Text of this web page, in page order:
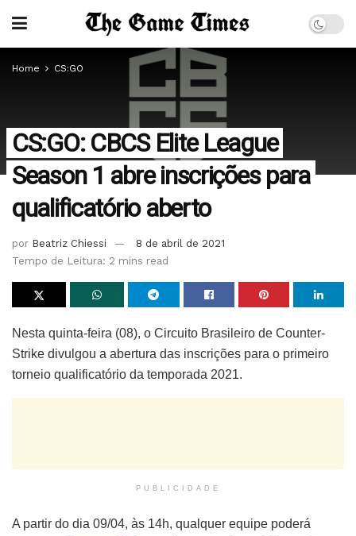
Home CS:GO
CS:GO: CBCS Elite League
Season 1 abre inscrições para
qualificatório aberto
por Beatriz Chiessi
8 de abril de 2021
Tempo de Leitura: 2 mins read
Nesta quinta-feira (08), o Circuito Brasileiro de Counter-
Strike divulgou a abertura das inscrições para o primeiro
torneio qualificatório da temporada 2021.
PUBLICIDADE
A partir do dia 09/04, às 14h, qualquer equipe poderá